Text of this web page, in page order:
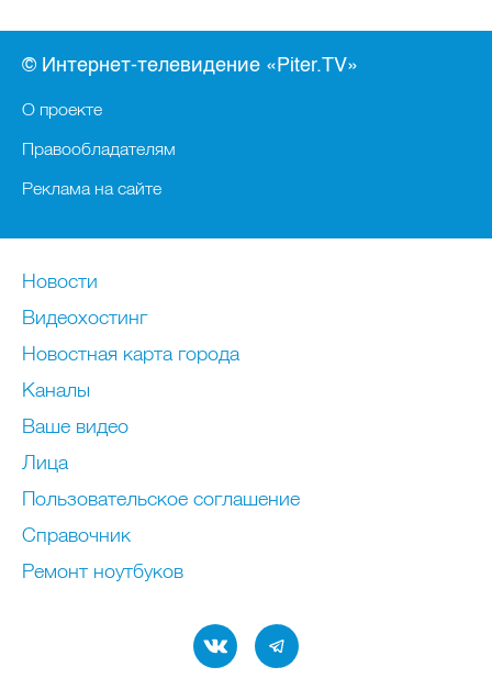
© Интернет-телевидение «Piter.TV»
О проекте
Правообладателям
Реклама на сайте
Новости
Видеохостинг
Новостная карта города
Каналы
Ваше видео
Лица
Пользовательское соглашение
Справочник
Ремонт нoутбуков